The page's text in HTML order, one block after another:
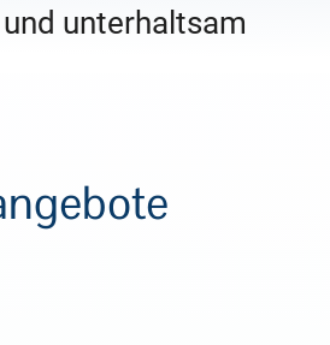
unterhaltsam